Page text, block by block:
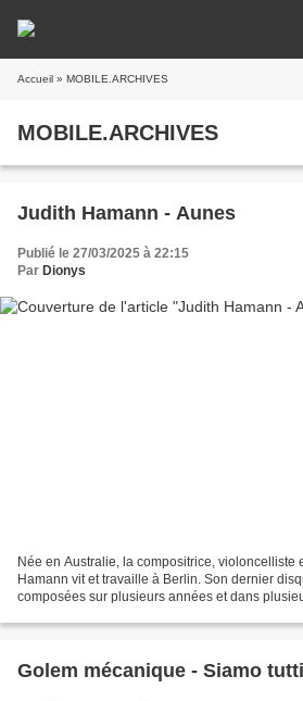
Accueil » MOBILE.ARCHIVES
MOBILE.ARCHIVES
Judith Hamann - Aunes
Publié le 27/03/2025 à 22:15
Par Dionys
Née en Australie, la compositrice, violoncelliste
Hamann vit et travaille à Berlin. Son dernier
composées sur plusieurs années et dans
Golem mécanique - Siamo